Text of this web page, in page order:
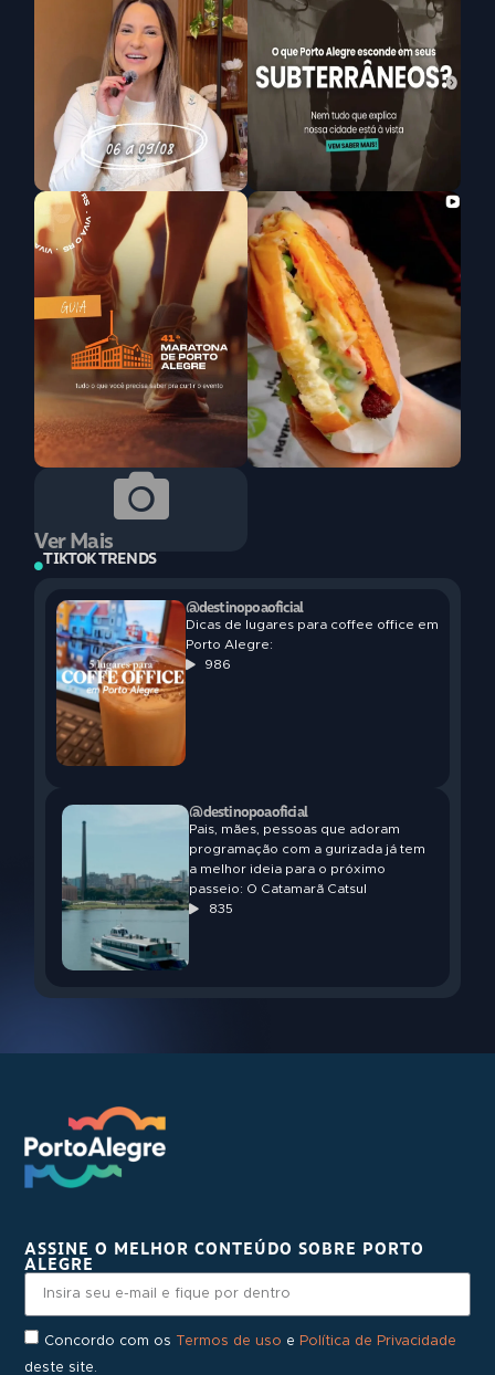
Ver Mais
TIKTOK TRENDS
@destinopoaoficial
Dicas de lugares para coffee office em
Porto Alegre:
986
@destinopoaoficial
Pais, mães, pessoas que adoram
programação com a gurizada já tem
a melhor ideia para o próximo
passeio: O Catamarã Catsul
835
ASSINE O MELHOR CONTEÚDO SOBRE PORTO
ALEGRE
Concordo com os Termos de uso e Política de Privacidade
deste site.